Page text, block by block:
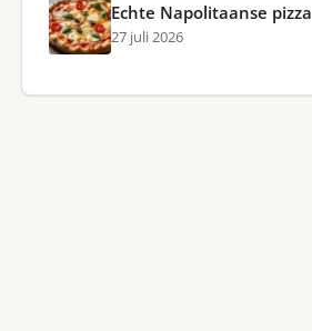
Echte Napolitaanse pizza
27 juli 2026